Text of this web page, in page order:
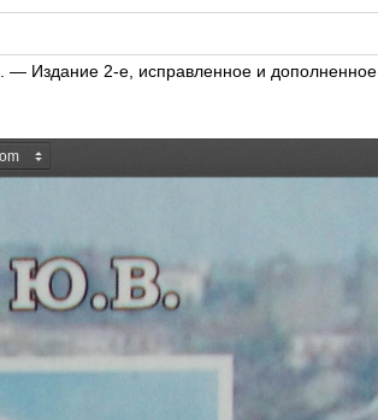
— Издание 2-е, исправленное и дополненное